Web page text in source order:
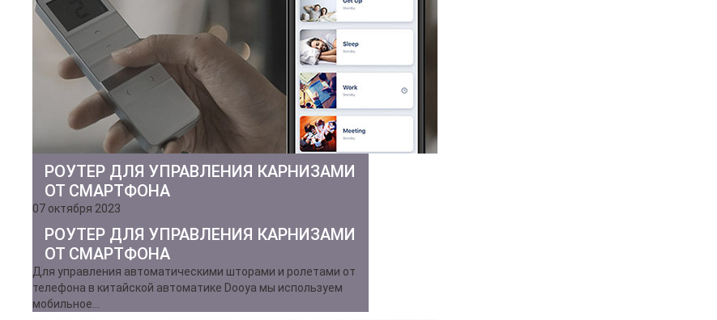
РОУТЕР ДЛЯ УПРАВЛЕНИЯ КАРНИЗАМИ
ОТ СМАРТФОНА
07 октября 2023
РОУТЕР ДЛЯ УПРАВЛЕНИЯ КАРНИЗАМИ
ОТ СМАРТФОНА
Для управления автоматическими шторами и ролетами от
телефона в китайской автоматике Dooya мы используем
мобильное…